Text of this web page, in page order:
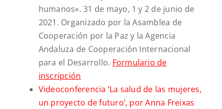
humanos». 31 de mayo, 1 y 2 de junio de
2021. Organizado por la Asamblea de
Cooperación por la Paz y la Agencia
Andaluza de Cooperación Internacional
para el Desarrollo. Formulario de
inscripción
Videoconferencia ‘La salud de las mujeres,
un proyecto de futuro’, por Anna Freixas